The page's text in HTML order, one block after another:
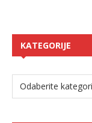
KATEGORIJE